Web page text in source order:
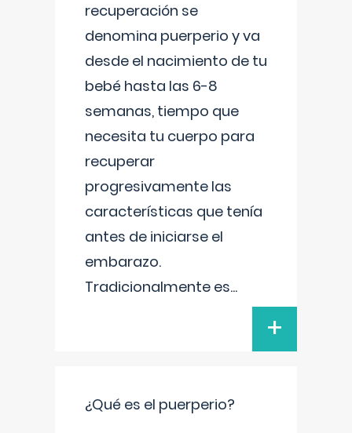
recuperación se
denomina puerperio y va
desde el nacimiento de tu
bebé hasta las 6-8
semanas, tiempo que
necesita tu cuerpo para
recuperar
progresivamente las
características que tenía
antes de iniciarse el
embarazo.
Tradicionalmente es...
+
¿Qué es el puerperio?